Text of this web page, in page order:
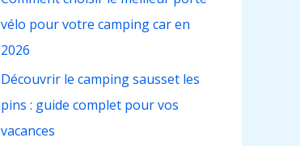
h
e
r
:
vélo pour votre camping car en
2026
Découvrir le camping sausset les
pins : guide complet pour vos
vacances